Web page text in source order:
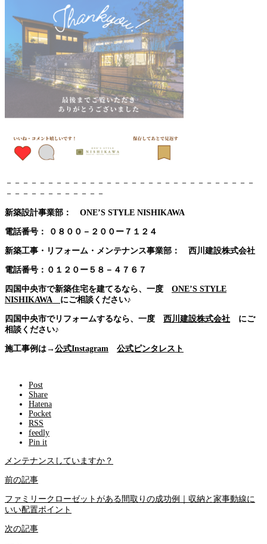
－－－－－－－－－－－－－－－－－－－－－－－－－－－－－－
－－－－－－－－－－－－
新築設計事業部： ONE’S STYLE NISHIKAWA
電話番号： ０８００－２００ー７１２４
新築工事・リフォーム・メンテナンス事業部： 西川建設株式会社
電話番号：０１２０ー５８－４７６７
四国中央市で新築住宅を建てるなら、一度 ONE’S STYLE
NISHIKAWA
にご相談ください♪
四国中央市でリフォームするなら、一度 西川建設株式会社 にご
相談ください♪
施工事例は→ 公式Instagram 公式ピンタレスト
Post
Share
Hatena
Pocket
RSS
feedly
Pin it
メンテナンスしていますか？
前の記事
ファミリークローゼットがある間取りの成功例｜収納と家事動線に
いい配置ポイント
次の記事